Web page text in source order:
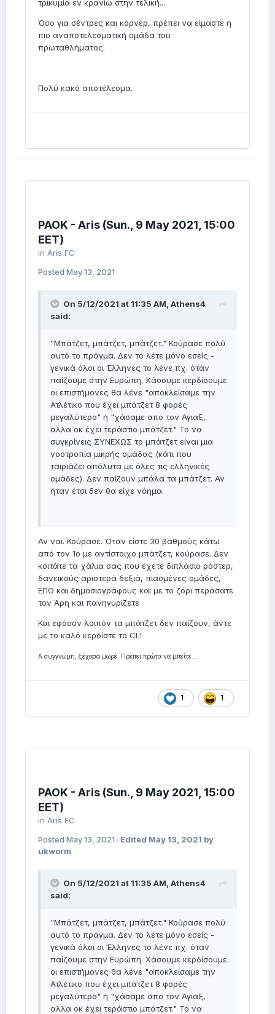
τρικυμία εν κρανίω στην τελική....
Όσο για σέντρες και κόρνερ, πρέπει να είμαστε η
πιο αναποτελεσματική ομάδα του
πρωταθλήματος.
Πολύ κακό αποτέλεσμα.
PAOK - Aris (Sun., 9 May 2021, 15:00
EET)
in Aris FC
Posted May 13, 2021
On 5/12/2021 at 11:35 AM, Athens4
said:
"Μπάτζετ, μπάτζετ, μπάτζετ." Κούρασε πολύ
αυτό το πράγμα. Δεν το λέτε μόνο εσείς -
γενικά όλοι οι Έλληνες το λένε πχ. όταν
παίζουμε στην Ευρώπη. Χάσουμε κερδίσουμε
οι επιστήμονες θα λένε "αποκλείσαμε την
Ατλέτικο που έχει μπάτζετ 8 φορές
μεγαλύτερο" ή "χάσαμε απο τον Αγιαξ,
αλλα οκ έχει τεράστιο μπάτζετ." Το να
συγκρίνεις ΣΥΝΕΧΩΣ το μπάτζετ είναι μια
νοοτροπία μικρής ομάδας (κάτι που
ταιριάζει απόλυτα με όλες τις ελληνικές
ομάδες). Δεν παίζουν μπάλα τα μπάτζετ. Αν
ήταν έτσι δεν θα είχε νόημα.
Αν ναι. Κούρασε. Όταν είστε 30 βαθμούς κάτω
από τον 1ο με αντίστοιχο μπάτζετ, κούρασε. Δεν
κοιτάτε τα χάλια σας που έχετε διπλάσιο ρόστερ,
δανεικούς αριστερά δεξιά, πιασμένες ομάδες,
ΕΠΟ και δημοσιογράφους και με το ζόρι περάσατε
τον Άρη και πανηγυρίζετε
Και εφόσον λοιπόν τα μπάτζετ δεν παίζουν, άντε
με το καλό κερδίστε το CL!
Α συγγνώμη, ξέχασα μωρέ. Πρέπει πρώτα να μπείτε.....
1 1
PAOK - Aris (Sun., 9 May 2021, 15:00
EET)
in Aris FC
Posted May 13, 2021 · Edited May 13, 2021 by
ukworm
On 5/12/2021 at 11:35 AM, Athens4
said:
"Μπάτζετ, μπάτζετ, μπάτζετ." Κούρασε πολύ
αυτό το πράγμα. Δεν το λέτε μόνο εσείς -
γενικά όλοι οι Έλληνες το λένε πχ. όταν
παίζουμε στην Ευρώπη. Χάσουμε κερδίσουμε
οι επιστήμονες θα λένε "αποκλείσαμε την
Ατλέτικο που έχει μπάτζετ 8 φορές
μεγαλύτερο" ή "χάσαμε απο τον Αγιαξ,
αλλα οκ έχει τεράστιο μπάτζετ." Το να